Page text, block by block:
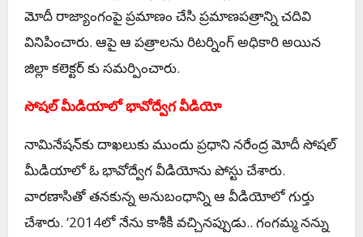
మోదీ రాజ్యాంగంపై ప్రమాణం చేసి ప్రమాణపత్రాన్ని చదివి
వినిపించారు. ఆపై ఆ పత్రాలను రిటర్నింగ్ అధికారి అయిన
జిల్లా కలెక్టర్ కు సమర్పించారు.
సోష‌ల్ మీడియాలో భావోద్వేగ వీడియో
నామినేష‌న్‌కు దాఖలుకు ముందు ప్ర‌ధాని న‌రేంద్ర‌ మోదీ సోషల్
మీడియాలో ఓ భావోద్వేగ వీడియోను పోస్టు చేశారు.
వారణాసితో తనకున్న అనుబంధాన్ని ఆ వీడియోలో గుర్తు
చేశారు. ‘2014లో నేను కాశీకి వచ్చినప్పుడు.. గంగమ్మ నన్ను